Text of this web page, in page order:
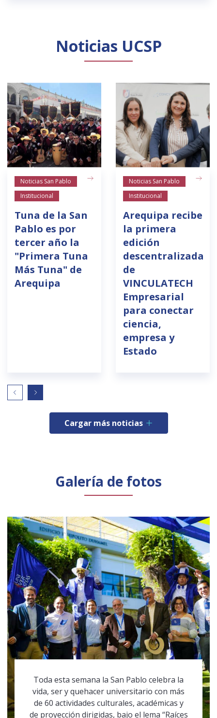
Noticias UCSP
Noticias San Pablo
Institucional
Tuna de la San
Pablo es por
tercer año la
"Primera Tuna
Más Tuna" de
Arequipa
Noticias San Pablo
Institucional
Arequipa recibe
la primera
edición
descentralizada
de
VINCULATECH
Empresarial
para conectar
ciencia,
empresa y
Estado
Cargar más noticias
Galería de fotos
Toda esta semana la San Pablo celebra la
vida, ser y quehacer universitario con más
de 60 actividades culturales, académicas y
de proyección dirigidas, bajo el lema “Raíces